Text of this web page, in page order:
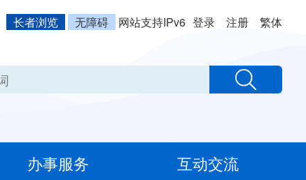
长者浏览 无障碍 网站支持IPv6 登录 注册 繁体
办事服务 互动交流